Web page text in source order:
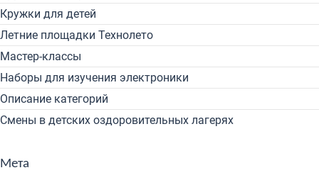
Кружки для детей
Летние площадки Технолето
Мастер-классы
Наборы для изучения электроники
Описание категорий
Смены в детских оздоровительных лагерях
Мета